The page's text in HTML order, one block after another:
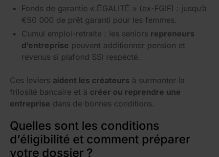
Fonds de garantie « ÉGALITÉ » (ex-FGIF) : jusqu’à
€50 000 de prêt garanti pour les femmes.
Cumul emploi-retraite : les seniors repreneurs
d’entreprise peuvent additionner pension et
revenus si plafond SSI respecté.
Ces leviers aident les créateurs à surmonter la
frilosité bancaire et à créer ou reprendre une
entreprise dans de bonnes conditions.
Quelles sont les conditions
d’éligibilité et comment préparer
votre dossier ?